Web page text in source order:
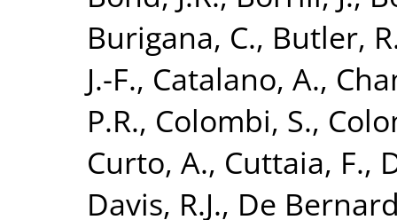
Burigana, C., Butler,
J.-F., Catalano, A.,
P.R., Colombi, S.,
Curto, A., Cuttaia, F.,
Davis, R.J., De